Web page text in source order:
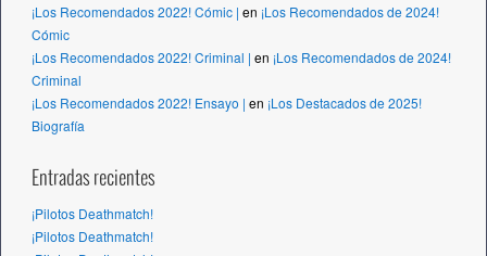
¡Los Recomendados 2022! Cómic | en ¡Los Recomendados de 2024!
Cómic
¡Los Recomendados 2022! Criminal | en ¡Los Recomendados de 2024!
Criminal
¡Los Recomendados 2022! Ensayo | en ¡Los Destacados de 2025!
Biografía
Entradas recientes
¡Pilotos Deathmatch!
¡Pilotos Deathmatch!